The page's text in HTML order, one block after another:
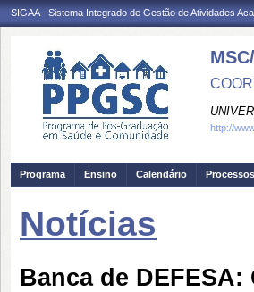
SIGAA - Sistema Integrado de Gestão de Atividades
http://
Programa Ensino Calendário
Notícias
Banca de DEFESA: